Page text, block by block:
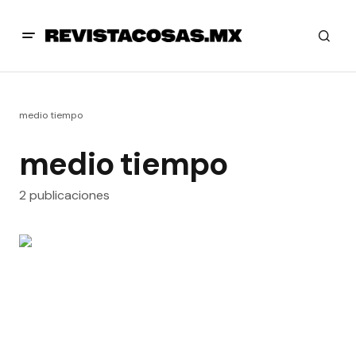
medio tiempo
medio tiempo
2 publicaciones